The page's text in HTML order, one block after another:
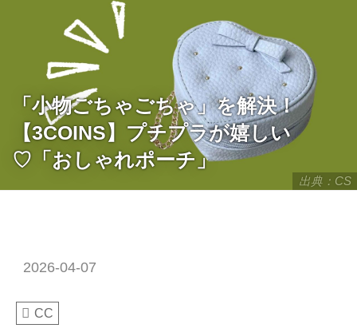
出典：CS
「小物ごちゃごちゃ」を解決！
【3COINS】プチプラが嬉しい
♡「おしゃれポーチ」
2026-04-07
CC